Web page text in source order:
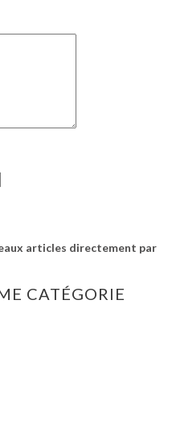
articles directement par
CATÉGORIE